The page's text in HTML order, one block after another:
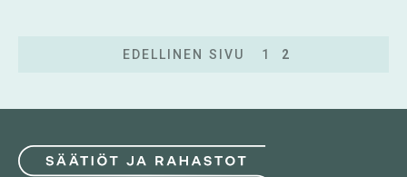
EDELLINEN SIVU 1 2